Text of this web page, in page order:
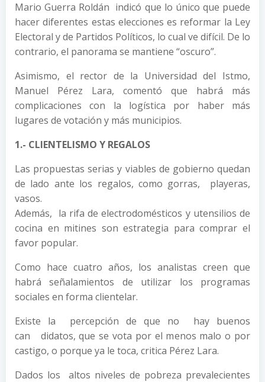
Mario Guerra Roldán indicó que lo único que puede
hacer diferentes estas elecciones es reformar la Ley
Electoral y de Partidos Políticos, lo cual ve difícil. De lo
contrario, el panorama se mantiene “oscuro”.
Asimismo, el rector de la Universidad del Istmo,
Manuel Pérez Lara, comentó que habrá más
complicaciones con la logística por haber más
lugares de votación y más municipios.
1.- CLIENTELISMO Y REGALOS
Las propuestas serias y viables de gobierno quedan
de lado ante los regalos, como gorras, playeras,
vasos.
Además, la rifa de electrodomésticos y utensilios de
cocina en mitines son estrategia para comprar el
favor popular.
Como hace cuatro años, los analistas creen que
habrá señalamientos de utilizar los programas
sociales en forma clientelar.
Existe la percepción de que no hay buenos
can didatos, que se vota por el menos malo o por
castigo, o porque ya le toca, critica Pérez Lara.
Dados los altos niveles de pobreza prevalecientes